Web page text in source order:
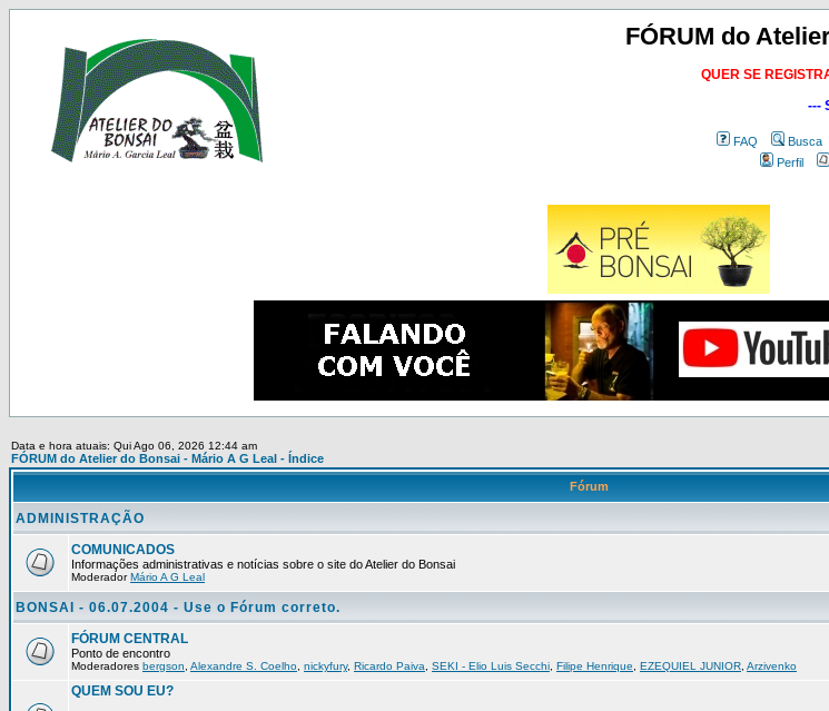
FÓRUM do
QUER SE
---
FAQ Busca
Perfil
Data e hora atuais: Qui Ago 06, 2026 12:44 am
FÓRUM do Atelier do Bonsai - Mário A G Leal - Índice
Fórum
ADMINISTRAÇÃO
COMUNICADOS
Informações administrativas e notícias sobre o site do Atelier do Bonsai
ModeradorMário A G Leal
BONSAI - 06.07.2004 - Use o Fórum correto.
FÓRUM CENTRAL
Ponto de encontro
Moderadores bergson Alexandre S. Coelho nickyfury, Ricardo Paiva SEKI - Elio Luis Secchi Filipe Henrique EZEQUIEL JUNIOR Arzivenko
QUEM SOU EU?